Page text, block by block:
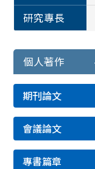
研究專長
個人著作
期刊論文
會議論文
專書篇章